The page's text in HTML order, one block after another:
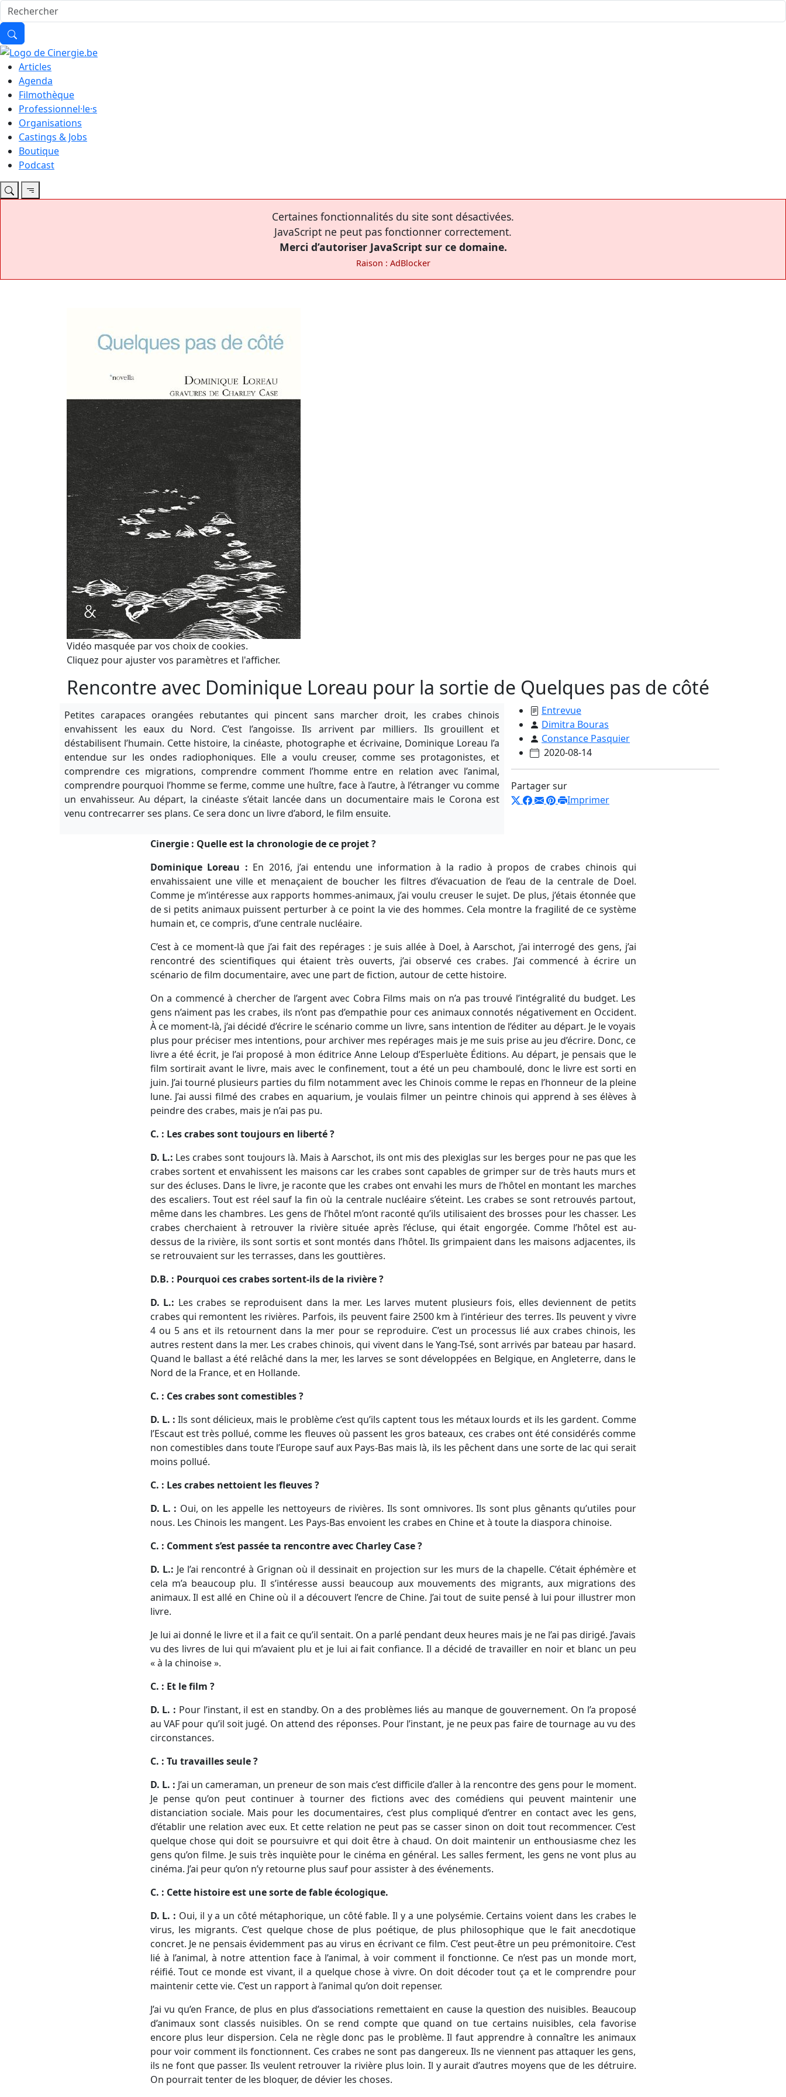
Articles
Agenda
Filmothèque
Professionnel·le·s
Organisations
Castings & Jobs
Boutique
Podcast
Certaines fonctionnalités du site sont désactivées.
JavaScript ne peut pas fonctionner correctement.
Merci d’autoriser JavaScript sur ce domaine.
Raison : AdBlocker
Vidéo masquée par vos choix de cookies.
Cliquez pour ajuster vos paramètres et l'afficher.
Rencontre avec Dominique Loreau pour la sortie de Quelques pas de côté
Petites carapaces orangées rebutantes qui pincent sans marcher droit, les crabes chinois
envahissent les eaux du Nord. C’est l’angoisse. Ils arrivent par milliers. Ils grouillent et
déstabilisent l’humain. Cette histoire, la cinéaste, photographe et écrivaine, Dominique Loreau l’a
entendue sur les ondes radiophoniques. Elle a voulu creuser, comme ses protagonistes, et
comprendre ces migrations, comprendre comment l’homme entre en relation avec l’animal,
comprendre pourquoi l’homme se ferme, comme une huître, face à l’autre, à l’étranger vu comme
un envahisseur. Au départ, la cinéaste s’était lancée dans un documentaire mais le Corona est
venu contrecarrer ses plans. Ce sera donc un livre d’abord, le film ensuite.
Entrevue
Dimitra Bouras
Constance Pasquier
2020-08-14
Partager sur
Imprimer
Cinergie : Quelle est la chronologie de ce projet ?
Dominique Loreau : En 2016, j’ai entendu une information à la radio à propos de crabes chinois qui
envahissaient une ville et menaçaient de boucher les filtres d’évacuation de l’eau de la centrale de Doel.
Comme je m’intéresse aux rapports hommes-animaux, j’ai voulu creuser le sujet. De plus, j’étais étonnée que
de si petits animaux puissent perturber à ce point la vie des hommes. Cela montre la fragilité de ce système
humain et, ce compris, d’une centrale nucléaire.
C’est à ce moment-là que j’ai fait des repérages : je suis allée à Doel, à Aarschot, j’ai interrogé des gens, j’ai
rencontré des scientifiques qui étaient très ouverts, j’ai observé ces crabes. J’ai commencé à écrire un
scénario de film documentaire, avec une part de fiction, autour de cette histoire.
On a commencé à chercher de l’argent avec Cobra Films mais on n’a pas trouvé l’intégralité du budget. Les
gens n’aiment pas les crabes, ils n’ont pas d’empathie pour ces animaux connotés négativement en Occident.
À ce moment-là, j’ai décidé d’écrire le scénario comme un livre, sans intention de l’éditer au départ. Je le voyais
plus pour préciser mes intentions, pour archiver mes repérages mais je me suis prise au jeu d’écrire. Donc, ce
livre a été écrit, je l’ai proposé à mon éditrice Anne Leloup d’Esperluète Éditions. Au départ, je pensais que le
film sortirait avant le livre, mais avec le confinement, tout a été un peu chamboulé, donc le livre est sorti en
juin. J’ai tourné plusieurs parties du film notamment avec les Chinois comme le repas en l’honneur de la pleine
lune. J’ai aussi filmé des crabes en aquarium, je voulais filmer un peintre chinois qui apprend à ses élèves à
peindre des crabes, mais je n’ai pas pu.
C. : Les crabes sont toujours en liberté ?
D. L.: Les crabes sont toujours là. Mais à Aarschot, ils ont mis des plexiglas sur les berges pour ne pas que les
crabes sortent et envahissent les maisons car les crabes sont capables de grimper sur de très hauts murs et
sur des écluses. Dans le livre, je raconte que les crabes ont envahi les murs de l’hôtel en montant les marches
des escaliers. Tout est réel sauf la fin où la centrale nucléaire s’éteint. Les crabes se sont retrouvés partout,
même dans les chambres. Les gens de l’hôtel m’ont raconté qu’ils utilisaient des brosses pour les chasser. Les
crabes cherchaient à retrouver la rivière située après l’écluse, qui était engorgée. Comme l’hôtel est au-
dessus de la rivière, ils sont sortis et sont montés dans l’hôtel. Ils grimpaient dans les maisons adjacentes, ils
se retrouvaient sur les terrasses, dans les gouttières.
D.B. : Pourquoi ces crabes sortent-ils de la rivière ?
D. L.: Les crabes se reproduisent dans la mer. Les larves mutent plusieurs fois, elles deviennent de petits
crabes qui remontent les rivières. Parfois, ils peuvent faire 2500 km à l’intérieur des terres. Ils peuvent y vivre
4 ou 5 ans et ils retournent dans la mer pour se reproduire. C’est un processus lié aux crabes chinois, les
autres restent dans la mer. Les crabes chinois, qui vivent dans le Yang-Tsé, sont arrivés par bateau par hasard.
Quand le ballast a été relâché dans la mer, les larves se sont développées en Belgique, en Angleterre, dans le
Nord de la France, et en Hollande.
C. : Ces crabes sont comestibles ?
D. L. : Ils sont délicieux, mais le problème c’est qu’ils captent tous les métaux lourds et ils les gardent. Comme
l’Escaut est très pollué, comme les fleuves où passent les gros bateaux, ces crabes ont été considérés comme
non comestibles dans toute l’Europe sauf aux Pays-Bas mais là, ils les pêchent dans une sorte de lac qui serait
moins pollué.
C. : Les crabes nettoient les fleuves ?
D. L. : Oui, on les appelle les nettoyeurs de rivières. Ils sont omnivores. Ils sont plus gênants qu’utiles pour
nous. Les Chinois les mangent. Les Pays-Bas envoient les crabes en Chine et à toute la diaspora chinoise.
C. : Comment s’est passée ta rencontre avec Charley Case ?
D. L.: Je l’ai rencontré à Grignan où il dessinait en projection sur les murs de la chapelle. C’était éphémère et
cela m’a beaucoup plu. Il s’intéresse aussi beaucoup aux mouvements des migrants, aux migrations des
animaux. Il est allé en Chine où il a découvert l’encre de Chine. J’ai tout de suite pensé à lui pour illustrer mon
livre.
Je lui ai donné le livre et il a fait ce qu’il sentait. On a parlé pendant deux heures mais je ne l’ai pas dirigé. J’avais
vu des livres de lui qui m’avaient plu et je lui ai fait confiance. Il a décidé de travailler en noir et blanc un peu
« à la chinoise ».
C. : Et le film ?
D. L. : Pour l’instant, il est en standby. On a des problèmes liés au manque de gouvernement. On l’a proposé
au VAF pour qu’il soit jugé. On attend des réponses. Pour l’instant, je ne peux pas faire de tournage au vu des
circonstances.
C. : Tu travailles seule ?
D. L. : J’ai un cameraman, un preneur de son mais c’est difficile d’aller à la rencontre des gens pour le moment.
Je pense qu’on peut continuer à tourner des fictions avec des comédiens qui peuvent maintenir une
distanciation sociale. Mais pour les documentaires, c’est plus compliqué d’entrer en contact avec les gens,
d’établir une relation avec eux. Et cette relation ne peut pas se casser sinon on doit tout recommencer. C’est
quelque chose qui doit se poursuivre et qui doit être à chaud. On doit maintenir un enthousiasme chez les
gens qu’on filme. Je suis très inquiète pour le cinéma en général. Les salles ferment, les gens ne vont plus au
cinéma. J’ai peur qu’on n’y retourne plus sauf pour assister à des événements.
C. : Cette histoire est une sorte de fable écologique.
D. L. : Oui, il y a un côté métaphorique, un côté fable. Il y a une polysémie. Certains voient dans les crabes le
virus, les migrants. C’est quelque chose de plus poétique, de plus philosophique que le fait anecdotique
concret. Je ne pensais évidemment pas au virus en écrivant ce film. C’est peut-être un peu prémonitoire. C’est
lié à l’animal, à notre attention face à l’animal, à voir comment il fonctionne. Ce n’est pas un monde mort,
réifié. Tout ce monde est vivant, il a quelque chose à vivre. On doit décoder tout ça et le comprendre pour
maintenir cette vie. C’est un rapport à l’animal qu’on doit repenser.
J’ai vu qu’en France, de plus en plus d’associations remettaient en cause la question des nuisibles. Beaucoup
d’animaux sont classés nuisibles. On se rend compte que quand on tue certains nuisibles, cela favorise
encore plus leur dispersion. Cela ne règle donc pas le problème. Il faut apprendre à connaître les animaux
pour voir comment ils fonctionnent. Ces crabes ne sont pas dangereux. Ils ne viennent pas attaquer les gens,
ils ne font que passer. Ils veulent retrouver la rivière plus loin. Il y aurait d’autres moyens que de les détruire.
On pourrait tenter de les bloquer, de dévier les choses.